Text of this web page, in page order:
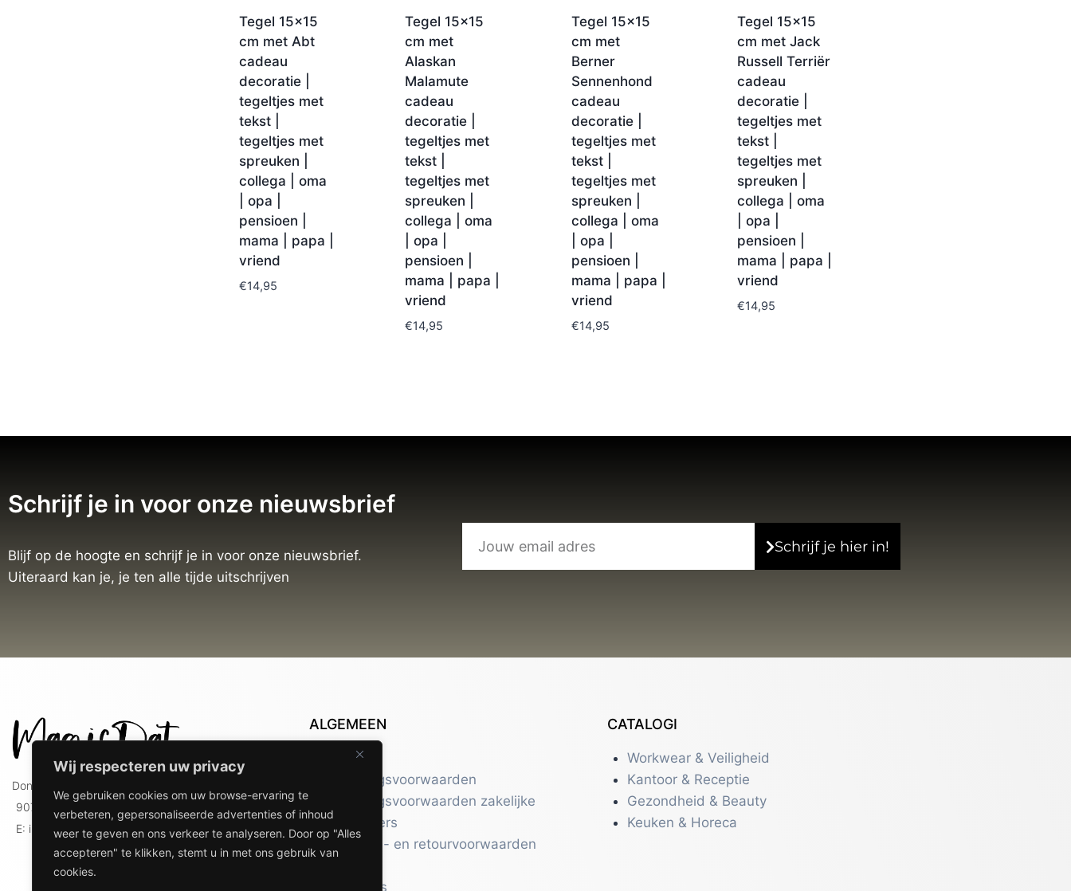
Wij respecteren uw privacy
We gebruiken cookies om uw browse-ervaring te
verbeteren, gepersonaliseerde advertenties of inhoud
weer te geven en ons verkeer te analyseren. Door op "Alles
accepteren" te klikken, stemt u in met ons gebruik van
cookies.
Tegel 15×15
cm met Abt
cadeau
decoratie |
tegeltjes met
tekst |
tegeltjes met
spreuken |
collega | oma
| opa |
pensioen |
mama | papa |
vriend
€14,95
Tegel 15×15
cm met
Alaskan
Malamute
cadeau
decoratie |
tegeltjes met
tekst |
tegeltjes met
spreuken |
collega | oma
| opa |
pensioen |
mama | papa |
vriend
€14,95
Tegel 15×15
cm met
Berner
Sennenhond
cadeau
decoratie |
tegeltjes met
tekst |
tegeltjes met
spreuken |
collega | oma
| opa |
pensioen |
mama | papa |
vriend
€14,95
Tegel 15×15
cm met Jack
Russell Terriër
cadeau
decoratie |
tegeltjes met
tekst |
tegeltjes met
spreuken |
collega | oma
| opa |
pensioen |
mama | papa |
vriend
€14,95
Schrijf je in voor onze nieuwsbrief
Blijf op de hoogte en schrijf je in voor onze nieuwsbrief.
Uiteraard kan je, je ten alle tijde uitschrijven
Schrijf je hier in!
Doniaweg 9
9074 AE Hallum
E: info@magicdat.nl
ALGEMEEN
Contact
Leveringsvoorwaarden
Leveringsvoorwaarden zakelijke
gebruikers
Verzend- en retourvoorwaarden
Over ons
CATALOGI
Workwear & Veiligheid
Kantoor & Receptie
Gezondheid & Beauty
Keuken & Horeca